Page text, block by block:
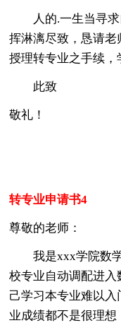
人的.一生当寻求
挥淋漓尽致，恳请
授理转专业之手续，
此致
敬礼！
转专业申请书4
尊敬的老师：
我是xxx学院数学
校专业自动调配进
己学习本专业难以
业成绩都不是很理